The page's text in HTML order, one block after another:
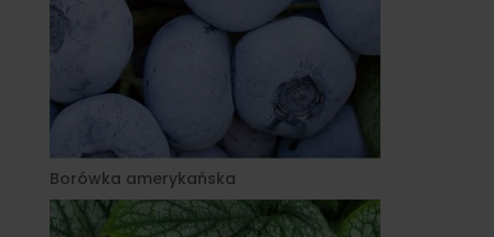
Borówka amerykańska